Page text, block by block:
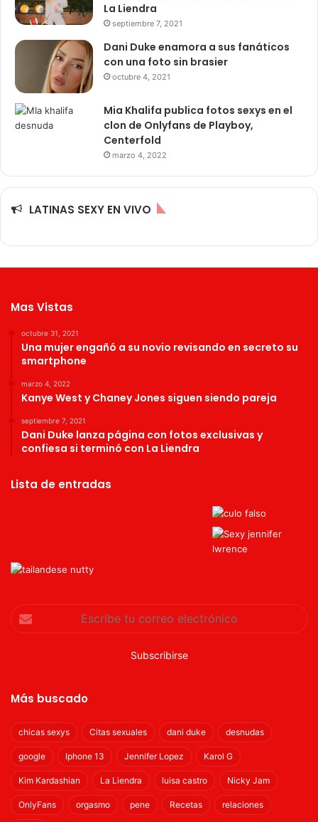
La Liendra
septiembre 7, 2021
Dani Duke enamora a sus fanáticos
con una foto sin brasier
octubre 4, 2021
Mia Khalifa publica fotos sexys en el
clon de Onlyfans de Playboy,
Centerfold
marzo 4, 2022
LATINAS SEXY EN VIVO
Mas Vistas
octubre 31, 2021
Una mujer engañó a su novio revisando en secreto su
smartphone
marzo 4, 2022
Kanye West y Chaney Jones siguen siendo pareja
septiembre 7, 2021
Dani Duke lanza página con fotos exclusivas y
confiesa si terminó con La Liendra
Lista de entradas
Escribe
tu
Más buscado
chicas sexys Citas sexuales dani duke desnudas
google Iphone 13 Jennifer Lopez Karol G
Kim Kardashian La Liendra luisa castro Nicky Jam
OnlyFans orgasmo pene Recetas relaciones